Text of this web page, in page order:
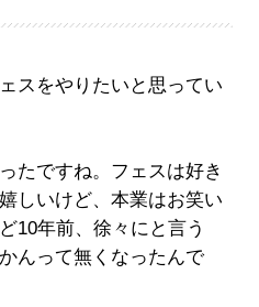
スをやりたいと思ってい
たですね。フェスは好き
しいけど、本業はお笑い
10年前、徐々にと言う
んって無くなったんで